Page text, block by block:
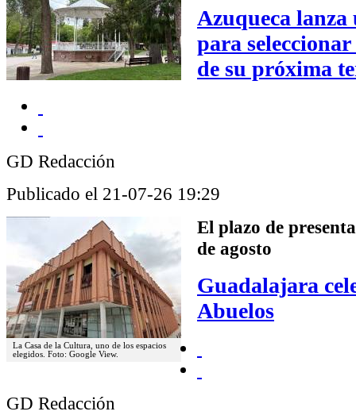
Azuqueca
para
de su próxima
GD Redacción
Publicado el 21-07-26 19:29
La Casa de la Cultura, uno de los espacios
elegidos. Foto: Google View.
El plazo de
de agosto
Guadalajara
Abuelos
GD Redacción